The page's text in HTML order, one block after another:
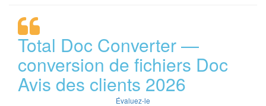
Total Doc Converter —
conversion de fichiers Doc
Avis des clients 2026
Évaluez-le